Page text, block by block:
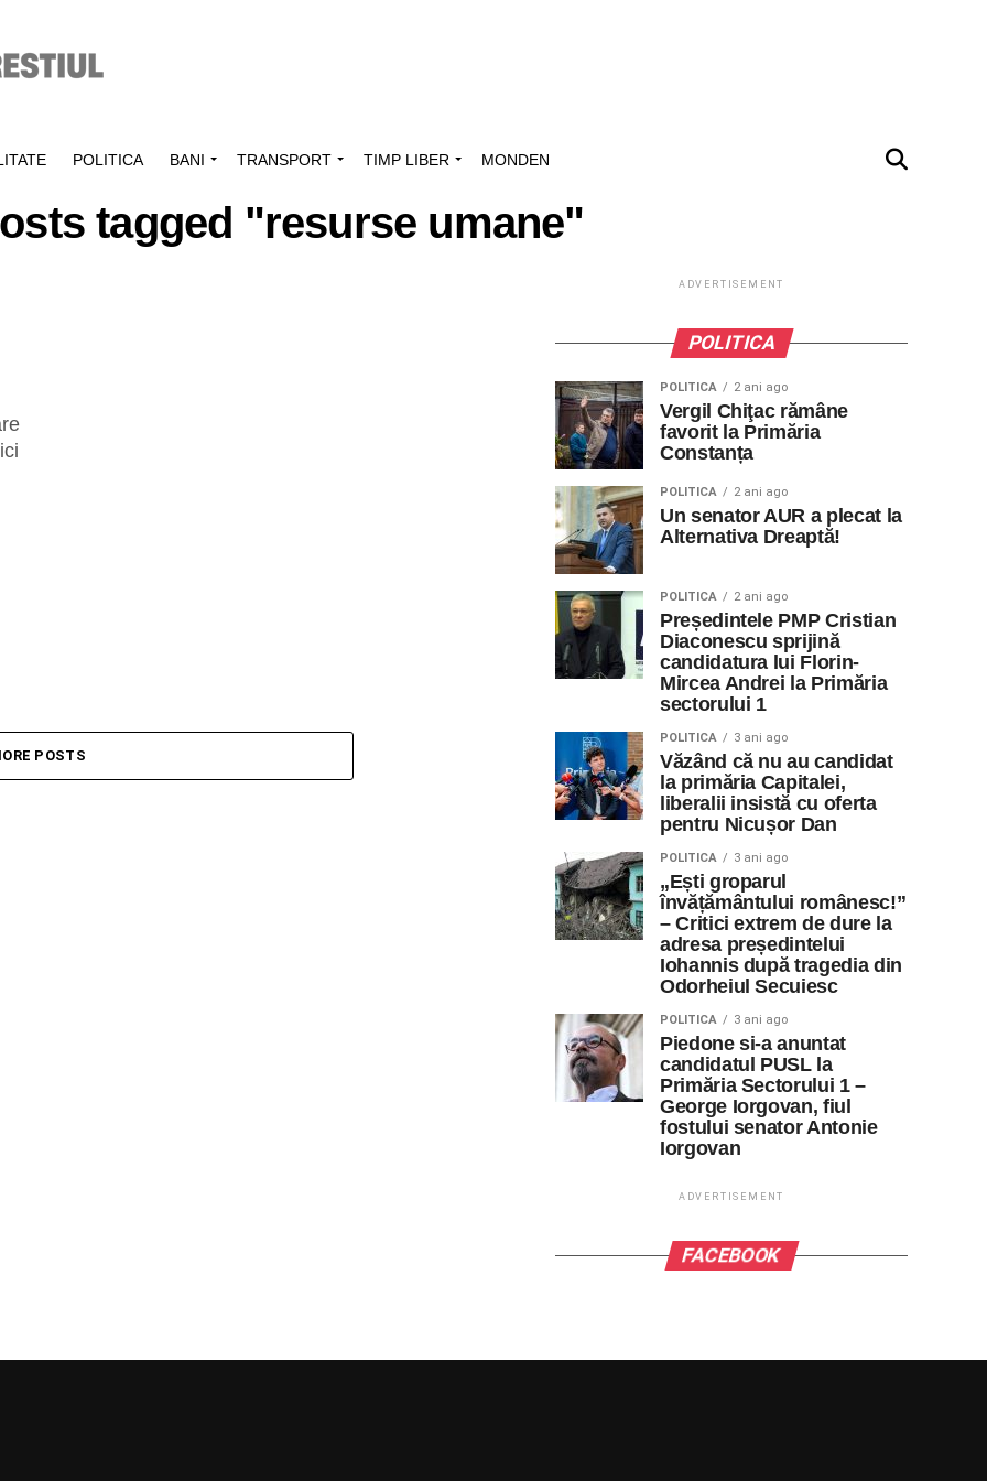
POLITICA BANI TRANSPORT TIMP LIBER MONDEN
tagged "resurse umane"
POSTS
ADVERTISEMENT
POLITICA
POLITICA 2 ani ago
Vergil Chiţac rămâne
favorit la Primăria
Constanța
POLITICA 2 ani ago
Un senator AUR a plecat la
Alternativa Dreaptă!
POLITICA 2 ani ago
Președintele PMP Cristian
Diaconescu sprijină
candidatura lui Florin-
Mircea Andrei la Primăria
sectorului 1
POLITICA 3 ani ago
Văzând că nu au candidat
la primăria Capitalei,
liberalii insistă cu oferta
pentru Nicușor Dan
POLITICA 3 ani ago
„Ești groparul
învățământului românesc!”
– Critici extrem de dure la
adresa președintelui
Iohannis după tragedia din
Odorheiul Secuiesc
POLITICA 3 ani ago
Piedone si-a anuntat
candidatul PUSL la
Primăria Sectorului 1 –
George Iorgovan, fiul
fostului senator Antonie
Iorgovan
ADVERTISEMENT
FACEBOOK